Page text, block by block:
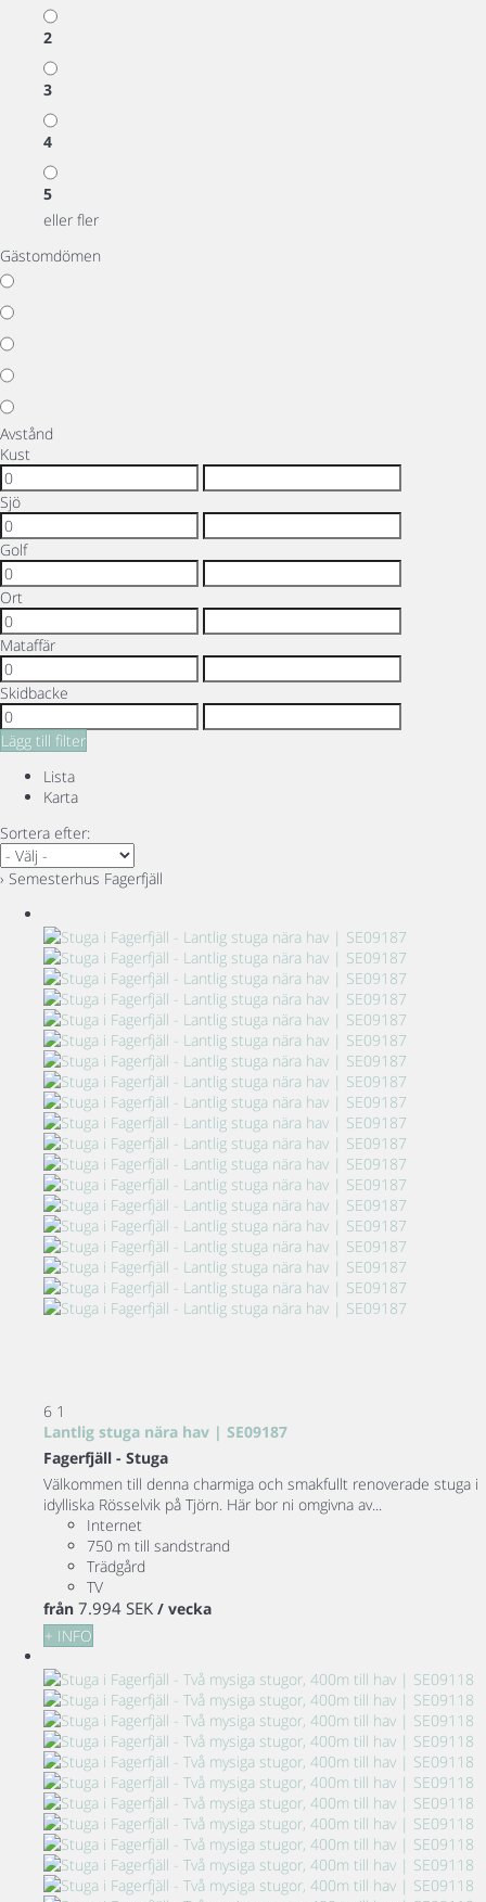
2
3
4
5
eller fler
Gästomdömen
Avstånd
Kust
Sjö
Golf
Ort
Mataffär
Skidbacke
Lägg till filter
Lista
Karta
Sortera efter:
› Semesterhus Fagerfjäll
6 1
Lantlig stuga nära hav | SE09187
Fagerfjäll - Stuga
Välkommen till denna charmiga och smakfullt renoverade stuga i
idylliska Rösselvik på Tjörn. Här bor ni omgivna av...
Internet
750 m till sandstrand
Trädgård
TV
från 7.994 SEK / vecka
+ INFO